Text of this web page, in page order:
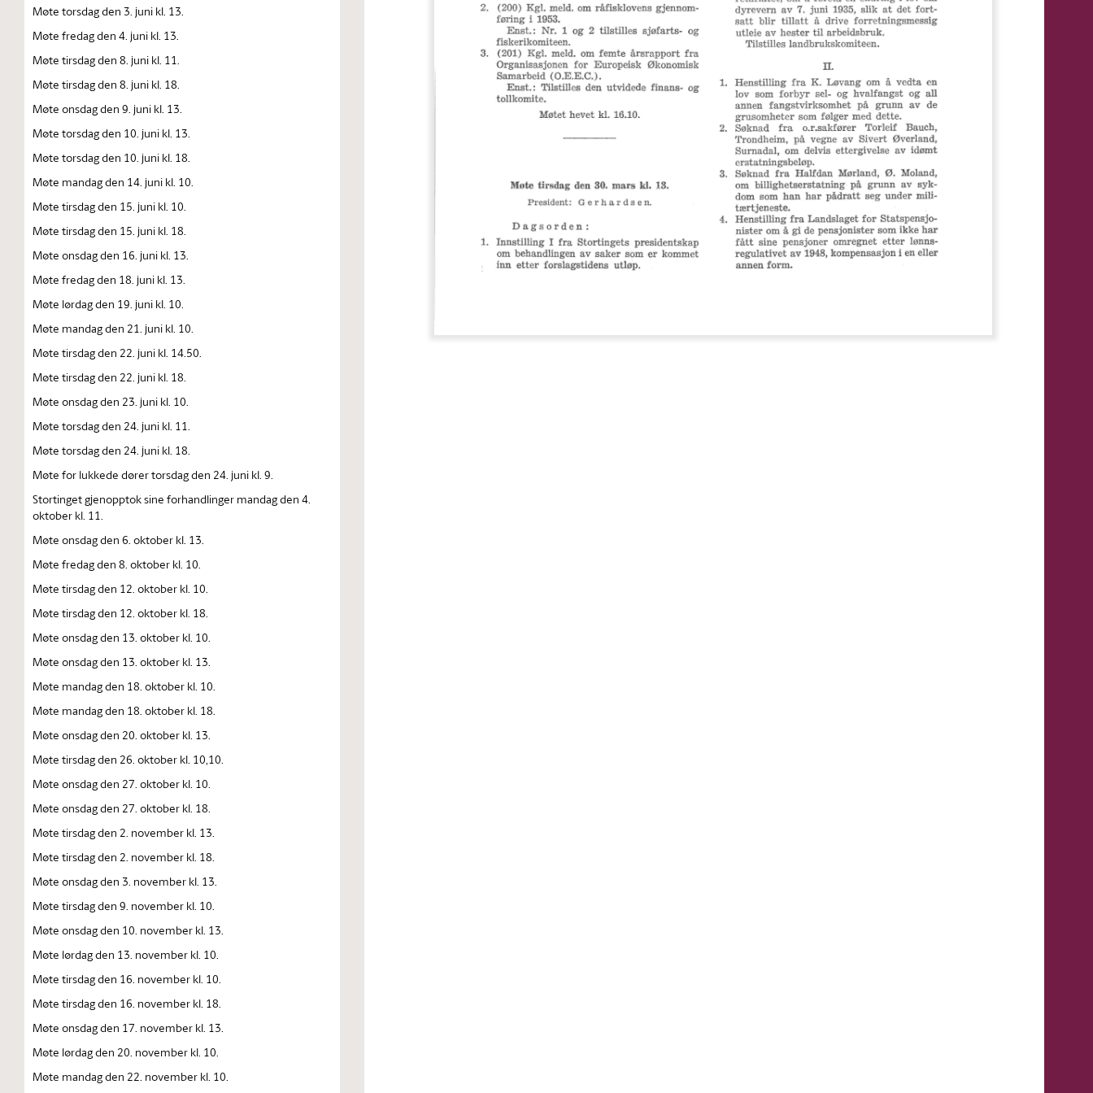
Møte torsdag den 3. juni kl. 13.
Møte fredag den 4. juni kl. 13.
Møte tirsdag den 8. juni kl. 11.
Møte tirsdag den 8. juni kl. 18.
Møte onsdag den 9. juni kl. 13.
Møte torsdag den 10. juni kl. 13.
Møte torsdag den 10. juni kl. 18.
Møte mandag den 14. juni kl. 10.
Møte tirsdag den 15. juni kl. 10.
Møte tirsdag den 15. juni kl. 18.
Møte onsdag den 16. juni kl. 13.
Møte fredag den 18. juni kl. 13.
Møte lørdag den 19. juni kl. 10.
Møte mandag den 21. juni kl. 10.
Møte tirsdag den 22. juni kl. 14.50.
Møte tirsdag den 22. juni kl. 18.
Møte onsdag den 23. juni kl. 10.
Møte torsdag den 24. juni kl. 11.
Møte torsdag den 24. juni kl. 18.
Møte for lukkede dører torsdag den 24. juni kl. 9.
Stortinget gjenopptok sine forhandlinger mandag den 4.
oktober kl. 11.
Møte onsdag den 6. oktober kl. 13.
Møte fredag den 8. oktober kl. 10.
Møte tirsdag den 12. oktober kl. 10.
Møte tirsdag den 12. oktober kl. 18.
Møte onsdag den 13. oktober kl. 10.
Møte onsdag den 13. oktober kl. 13.
Møte mandag den 18. oktober kl. 10.
Møte mandag den 18. oktober kl. 18.
Møte onsdag den 20. oktober kl. 13.
Møte tirsdag den 26. oktober kl. 10,10.
Møte onsdag den 27. oktober kl. 10.
Møte onsdag den 27. oktober kl. 18.
Møte tirsdag den 2. november kl. 13.
Møte tirsdag den 2. november kl. 18.
Møte onsdag den 3. november kl. 13.
Møte tirsdag den 9. november kl. 10.
Møte onsdag den 10. november kl. 13.
Møte lørdag den 13. november kl. 10.
Møte tirsdag den 16. november kl. 10.
Møte tirsdag den 16. november kl. 18.
Møte onsdag den 17. november kl. 13.
Møte lørdag den 20. november kl. 10.
Møte mandag den 22. november kl. 10.